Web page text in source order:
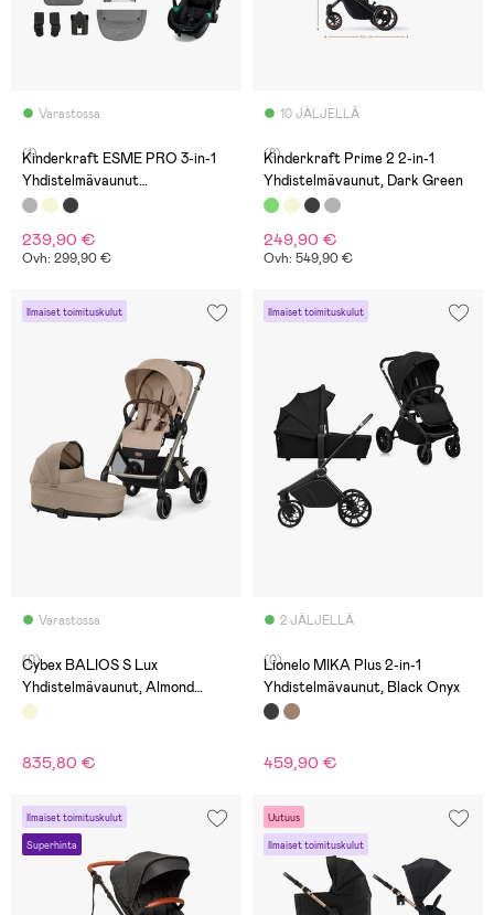
Varastossa
(1)
Kinderkraft ESME PRO 3-in-1
Yhdistelmävaunut
Travelsystem, Moonlight Grey
239,90 €
Ovh: 299,90 €
10 JÄLJELLÄ
(8)
Kinderkraft Prime 2 2-in-1
Yhdistelmävaunut, Dark Green
249,90 €
Ovh: 549,90 €
Ilmaiset toimituskulut
Varastossa
(0)
Cybex BALIOS S Lux
Yhdistelmävaunut, Almond
Beige/Taupe
835,80 €
Ilmaiset toimituskulut
2 JÄLJELLÄ
(0)
Lionelo MIKA Plus 2-in-1
Yhdistelmävaunut, Black Onyx
459,90 €
Ilmaiset toimituskulut
Superhinta
Uutuus
Ilmaiset toimituskulut